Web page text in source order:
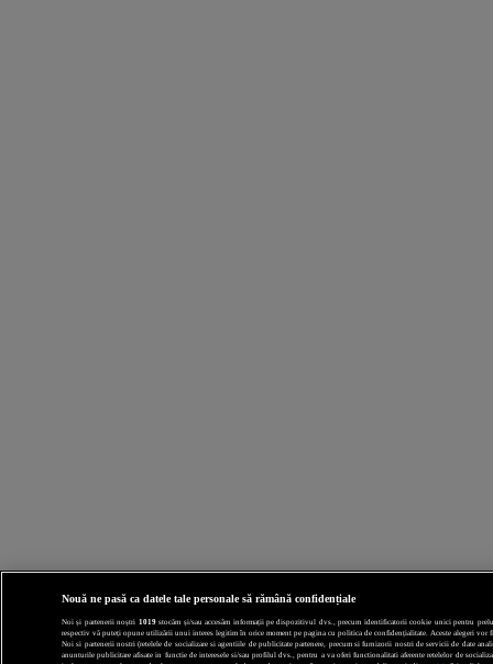
Nouă ne pasă ca datele tale personale să rămână confidențiale
Noi și partenerii noștri 1019stocăm și/sau accesăm informații pe dispozitivul dvs., precum identificatorii cookie unici pentru
respectiv vă puteți opune utilizării unui interes legitim în orice moment pe pagina cu politica de confidențialitate. Aceste alegeri vor
Noi si partenerii nostri (retelele de socializare si agentiile de publicitate partenere, precum si furnizorii nostri de servicii de date
anunturile publicitare afisate in functie de interesele si/sau profilul dvs., pentru a va oferi functionalitati aferente retelelor de